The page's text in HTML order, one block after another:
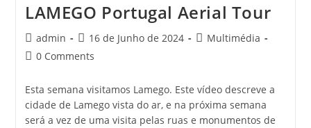
LAMEGO Portugal Aerial Tour
Post
author:
admin
Post
published:
16 de Junho de 2024
PostMultimédia
Post0 Comments
Esta semana visitamos Lamego. Este vídeo descreve a
cidade de Lamego vista do ar, e na próxima semana
será a vez de uma visita pelas ruas e monumentos de